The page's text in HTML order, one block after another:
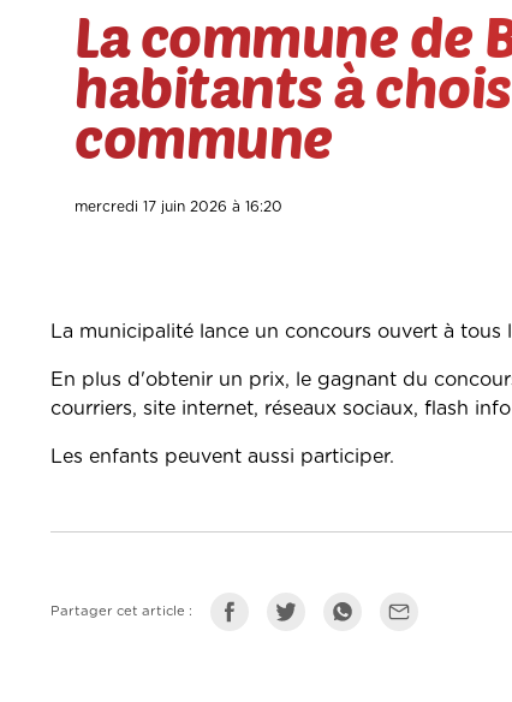
La commune de
habitants à
commune
mercredi 17 juin 2026 à 16:20
La municipalité lance un concours ouvert à
En plus d'obtenir un prix, le gagnant du
courriers, site internet, réseaux sociaux, flash
Les enfants peuvent aussi participer.
Partager cet article :